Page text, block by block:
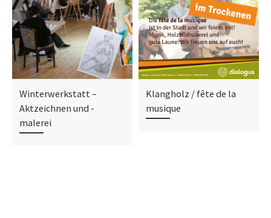
Winterwerkstatt –
Aktzeichnen und -
malerei
Klangholz / fête de la
musique